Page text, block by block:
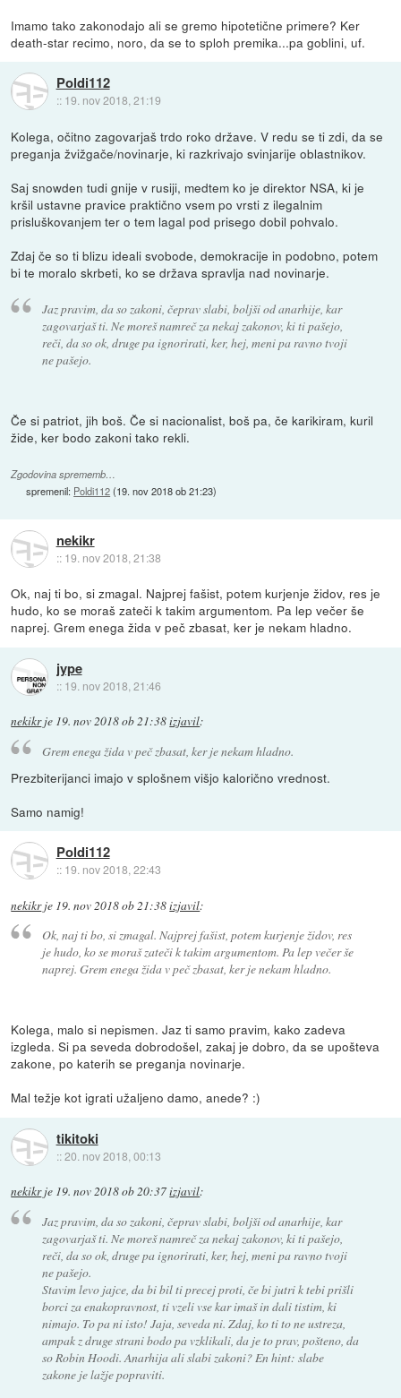
Imamo tako zakonodajo ali se gremo hipotetične primere? Ker
death-star recimo, noro, da se to sploh premika...pa goblini, uf.
Poldi112
:: 19. nov 2018, 21:19
Kolega, očitno zagovarjaš trdo roko države. V redu se ti zdi, da se
preganja žvižgače/novinarje, ki razkrivajo svinjarije oblastnikov.
Saj snowden tudi gnije v rusiji, medtem ko je direktor NSA, ki je
kršil ustavne pravice praktično vsem po vrsti z ilegalnim
prisluškovanjem ter o tem lagal pod prisego dobil pohvalo.
Zdaj če so ti blizu ideali svobode, demokracije in podobno, potem
bi te moralo skrbeti, ko se država spravlja nad novinarje.
Jaz pravim, da so zakoni, čeprav slabi, boljši od anarhije, kar
zagovarjaš ti. Ne moreš namreč za nekaj zakonov, ki ti pašejo,
reči, da so ok, druge pa ignorirati, ker, hej, meni pa ravno tvoji
ne pašejo.
Če si patriot, jih boš. Če si nacionalist, boš pa, če karikiram, kuril
žide, ker bodo zakoni tako rekli.
Zgodovina sprememb…
spremenil: Poldi112(19. nov 2018 ob 21:23)
nekikr
:: 19. nov 2018, 21:38
Ok, naj ti bo, si zmagal. Najprej fašist, potem kurjenje židov, res je
hudo, ko se moraš zateči k takim argumentom. Pa lep večer še
naprej. Grem enega žida v peč zbasat, ker je nekam hladno.
jype
:: 19. nov 2018, 21:46
nekikrje 19. nov 2018 ob 21:38izjavil:
Grem enega žida v peč zbasat, ker je nekam hladno.
Prezbiterijanci imajo v splošnem višjo kalorično vrednost.
Samo namig!
Poldi112
:: 19. nov 2018, 22:43
nekikrje 19. nov 2018 ob 21:38izjavil:
Ok, naj ti bo, si zmagal. Najprej fašist, potem kurjenje židov, res
je hudo, ko se moraš zateči k takim argumentom. Pa lep večer še
naprej. Grem enega žida v peč zbasat, ker je nekam hladno.
Kolega, malo si nepismen. Jaz ti samo pravim, kako zadeva
izgleda. Si pa seveda dobrodošel, zakaj je dobro, da se upošteva
zakone, po katerih se preganja novinarje.
Mal težje kot igrati užaljeno damo, anede? :)
tikitoki
::20. nov 2018, 00:13
nekikrje 19. nov 2018 ob 20:37izjavil:
Jaz pravim, da so zakoni, čeprav slabi, boljši od anarhije, kar
zagovarjaš ti. Ne moreš namreč za nekaj zakonov, ki ti pašejo,
reči, da so ok, druge pa ignorirati, ker, hej, meni pa ravno tvoji
ne pašejo.
Stavim levo jajce, da bi bil ti precej proti, če bi jutri k tebi prišli
borci za enakopravnost, ti vzeli vse kar imaš in dali tistim, ki
nimajo. To pa ni isto! Jaja, seveda ni. Zdaj, ko ti to ne ustreza,
ampak z druge strani bodo pa vzklikali, da je to prav, pošteno, da
so Robin Hoodi. Anarhija ali slabi zakoni? En hint: slabe
zakone je lažje popraviti.